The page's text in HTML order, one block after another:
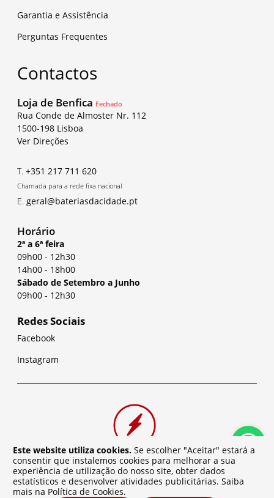
Garantia e Assistência
Perguntas Frequentes
Contactos
Loja de Benfica Fechado
Rua Conde de Almoster Nr. 112
1500-198 Lisboa
Ver Direções
T. +351 217 711 620
Chamada para a rede fixa nacional
E. geral@bateriasdacidade.pt
Horário
2ª a 6ª feira
09h00 - 12h30
14h00 - 18h00
Sábado de Setembro a Junho
09h00 - 12h30
Redes Sociais
Facebook
Instagram
Este website utiliza cookies. Se escolher "Aceitar" estará a
consentir que instalemos cookies para melhorar a sua
experiência de utilização do nosso site, obter dados
estatísticos e desenvolver atividades publicitárias. Saiba
mais na Política de Cookies.